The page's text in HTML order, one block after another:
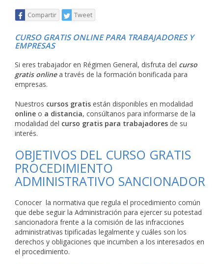
Compartir Tweet
CURSO GRATIS ONLINE PARA TRABAJADORES Y
EMPRESAS
Si eres trabajador en Régimen General, disfruta del curso
gratis onlinea través de la formación bonificada para
empresas.
Nuestros cursos gratis están disponibles en modalidad
online o a distancia, consúltanos para informarse de la
modalidad del curso gratis para trabajadores de su
interés.
OBJETIVOS DEL CURSO GRATIS
PROCEDIMIENTO
ADMINISTRATIVO SANCIONADOR
Conocer la normativa que regula el procedimiento común
que debe seguir la Administración para ejercer su potestad
sancionadora frente a la comisión de las infracciones
administrativas tipificadas legalmente y cuáles son los
derechos y obligaciones que incumben a los interesados en
el procedimiento.